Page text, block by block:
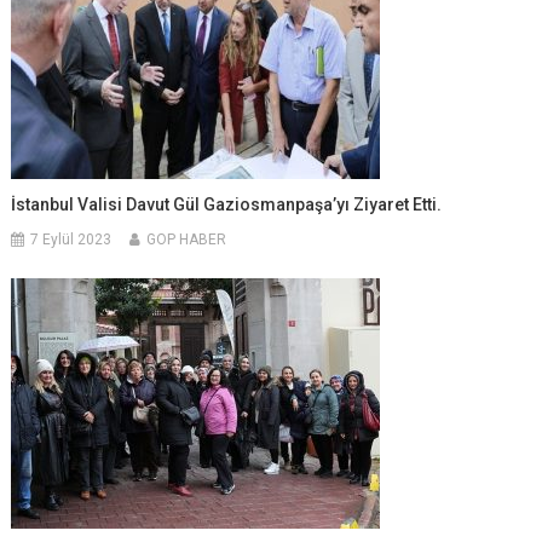
İstanbul Valisi Davut Gül Gaziosmanpaşa’yı Ziyaret Etti.
7 Eylül 2023 GOP HABER